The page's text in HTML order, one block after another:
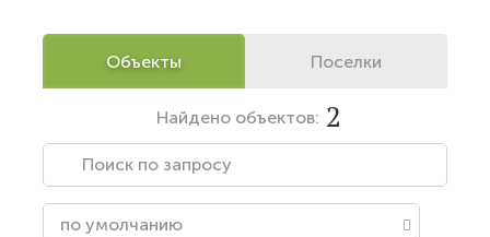
Объекты Поселки
Найденообъектов: 2